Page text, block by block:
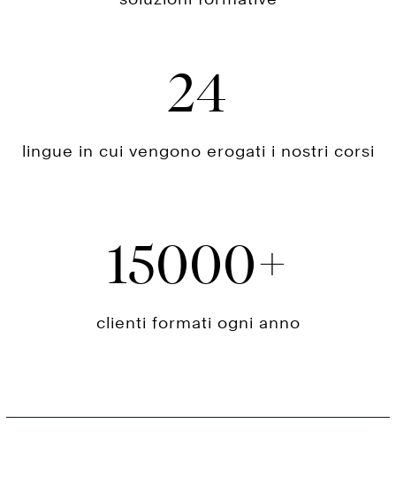
24
lingue in cui vengono erogati i nostri corsi
15000
clienti formati ogni anno